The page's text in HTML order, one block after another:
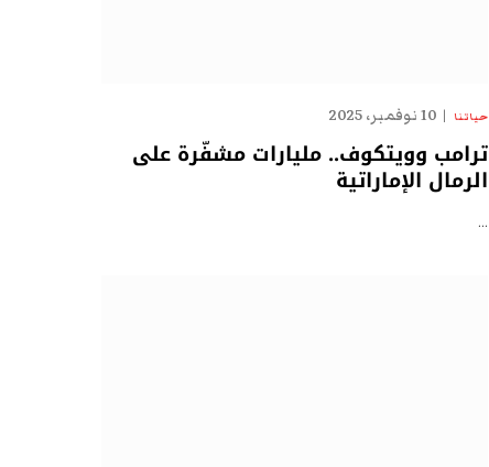
حياتنا 10 نوفمبر، 2025
ترامب وويتكوف.. مليارات مشفّرة على
الرمال الإماراتية
…